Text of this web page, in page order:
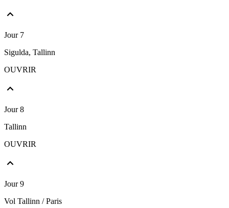
Jour 7
Sigulda, Tallinn
OUVRIR
Jour 8
Tallinn
OUVRIR
Jour 9
Vol Tallinn / Paris